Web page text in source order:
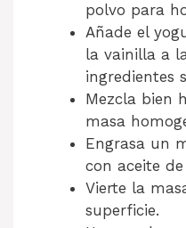
polvo para
Añade el
la vainilla a
ingredientes
Mezcla bien
masa
Engrasa un
con aceite
Vierte la
superficie.